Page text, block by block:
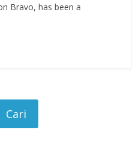
Bravo, has been a
Cari